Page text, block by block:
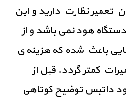
تعمیر نظارت دارید و این
هود نمی باشد و از
باعث شده که هزینه ی
کمتر گردد. قبل از
داتیس توضیح کوتاهی